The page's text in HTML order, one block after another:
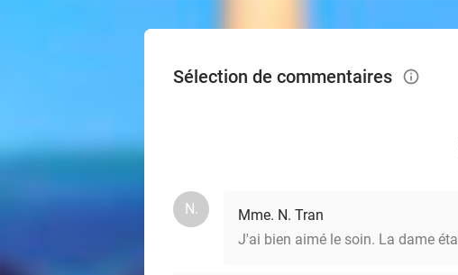
Sélection de commentaires info_outlined
N.
Mme. N. Tran
J'ai bien aimé le soin. La dame